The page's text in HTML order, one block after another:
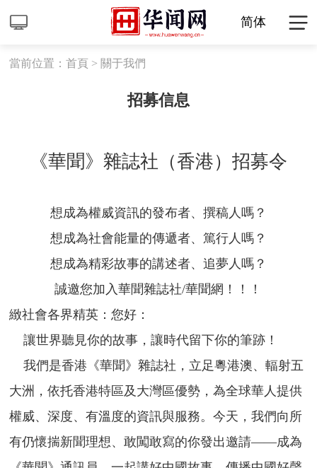
简体
當前位置：首頁 > 關于我們
招募信息
《華聞》雜誌社（香港）招募令
想成為權威資訊的發布者、撰稿人嗎？
想成為社會能量的傳遞者、篤行人嗎？
想成為精彩故事的講述者、追夢人嗎？
誠邀您加入華聞雜誌社/華聞網！！！
緻社會各界精英：您好：
讓世界聽見你的故事，讓時代留下你的筆跡！
我們是香港《華聞》雜誌社，立足粵港澳、輻射五
大洲，依托香港特區及大灣區優勢，為全球華人提供
權威、深度、有溫度的資訊與服務。今天，我們向所
有仍懷揣新聞理想、敢闖敢寫的你發出邀請——成為